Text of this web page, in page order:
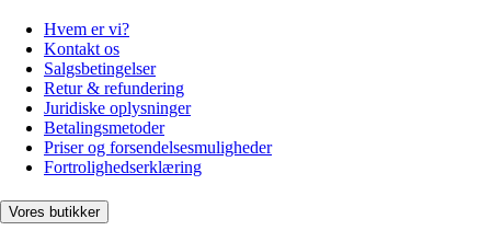
Hvem er vi?
Kontakt os
Salgsbetingelser
Retur & refundering
Juridiske oplysninger
Betalingsmetoder
Priser og forsendelsesmuligheder
Fortrolighedserklæring
Vores butikker